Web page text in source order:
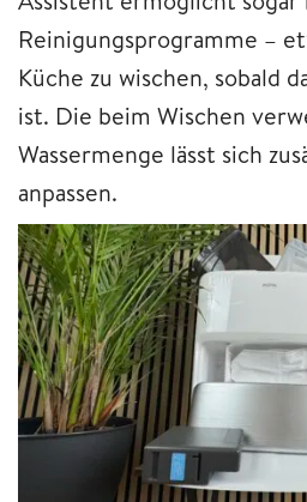
Reinigungsprogramme –
Küche zu wischen, sobald
ist. Die beim Wischen
Wassermenge lässt sich
anpassen.